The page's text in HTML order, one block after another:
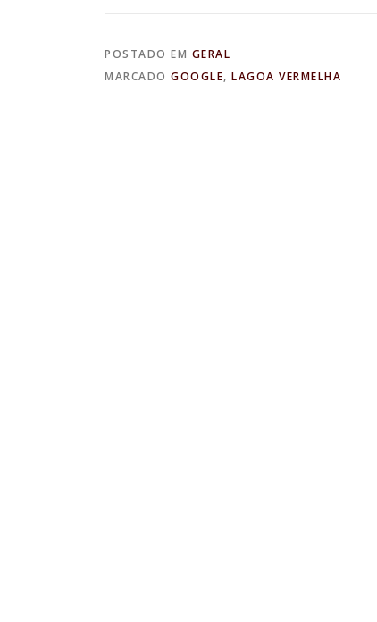
POSTADO EM GERAL
MARCADO GOOGLE, LAGOA VERMELHA